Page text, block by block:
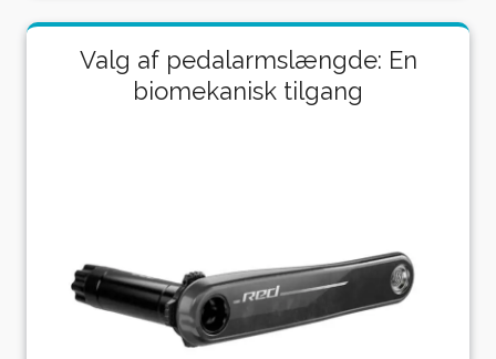
Valg af pedalarmslængde: En
biomekanisk tilgang